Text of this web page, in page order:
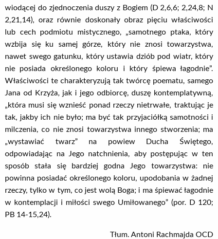
wiodącej do zjednoczenia duszy z Bogiem (D 2,6,6; 2,24,8; N
2,21,14), oraz równie doskonały obraz pięciu właściwości
lub cech podmiotu mistycznego, „samotnego ptaka, który
wzbija się ku samej górze, który nie znosi towarzystwa,
nawet swego gatunku, który ustawia dziób pod wiatr, który
nie posiada określonego koloru i który śpiewa łagodnie”.
Właściwości te charakteryzują tak twórcę poematu, samego
Jana od Krzyża, jak i jego odbiorcę, duszę kontemplatywną,
„która musi się wznieść ponad rzeczy nietrwałe, traktując je
tak, jakby ich nie było; ma być tak przyjaciółką samotności i
milczenia, co nie znosi towarzystwa innego stworzenia; ma
„wystawiać twarz” na powiew Ducha Świętego,
odpowiadając na Jego natchnienia, aby postępując w ten
sposób stała się bardziej godna Jego towarzystwa: nie
powinna posiadać określonego koloru, upodobania w żadnej
rzeczy, tylko w tym, co jest wolą Boga; i ma śpiewać łagodnie
w kontemplacji i miłości swego Umiłowanego” (por. D 120;
PB 14-15,24).
Tłum. Antoni Rachmajda OCD